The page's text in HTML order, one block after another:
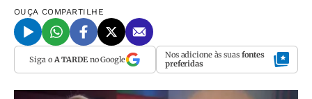
OUÇA COMPARTILHE
Siga o A TARDEno Google Nos adicione às suas fontes
preferidas